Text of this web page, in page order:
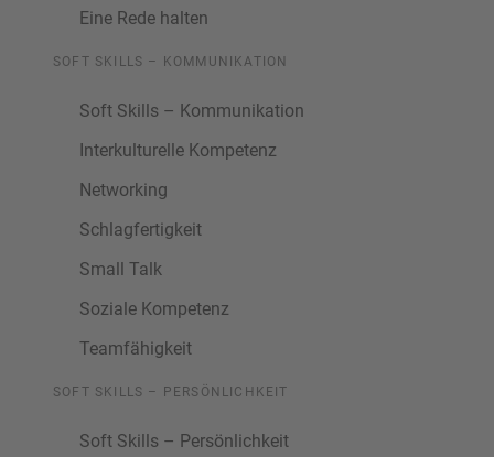
Eine Rede halten
SOFT SKILLS – KOMMUNIKATION
Soft Skills – Kommunikation
Interkulturelle Kompetenz
Networking
Schlagfertigkeit
Small Talk
Soziale Kompetenz
Teamfähigkeit
SOFT SKILLS – PERSÖNLICHKEIT
Soft Skills – Persönlichkeit